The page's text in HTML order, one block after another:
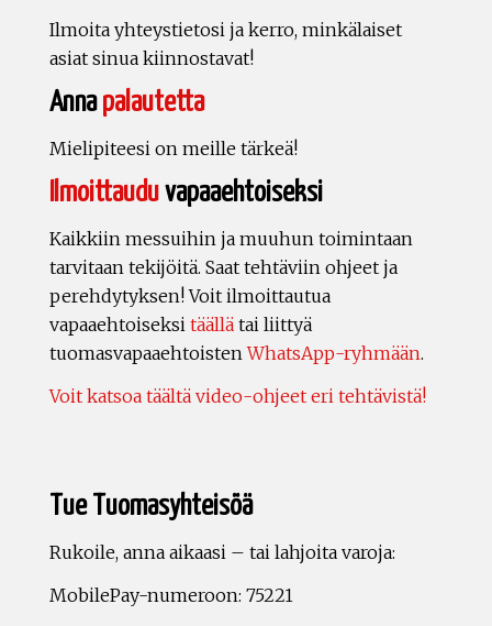
Ilmoita yhteystietosi ja kerro, minkälaiset
asiat sinua kiinnostavat!
Annapalautetta
Mielipiteesi on meille tärkeä!
Ilmoittauduvapaaehtoiseksi
Kaikkiin messuihin ja muuhun toimintaan
tarvitaan tekijöitä. Saat tehtäviin ohjeet ja
perehdytyksen! Voit ilmoittautua
vapaaehtoiseksi täällä tai liittyä
tuomasvapaaehtoistenWhatsApp-ryhmään.
Voit katsoa täältä video-ohjeet eri tehtävistä!
Tue Tuomasyhteisöä
Rukoile, anna aikaasi – tai lahjoita varoja:
MobilePay-numeroon: 75221